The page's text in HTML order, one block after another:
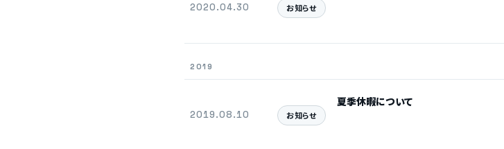
2020.04.30 お知らせ
2019
2019.08.10 お知らせ
夏季休暇について